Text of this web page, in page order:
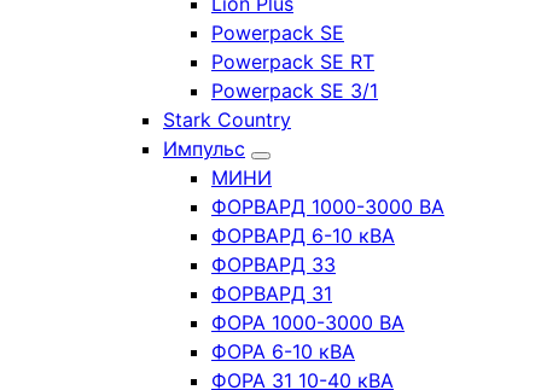
Powerpack SE
Powerpack SE RT
Powerpack SE 3/1
Stark Country
Импульс
МИНИ
ФОРВАРД 1000-3000 ВА
ФОРВАРД 6-10 кВА
ФОРВАРД 33
ФОРВАРД 31
ФОРА 1000-3000 ВА
ФОРА 6-10 кВА
ФОРА 31 10-40 кВА